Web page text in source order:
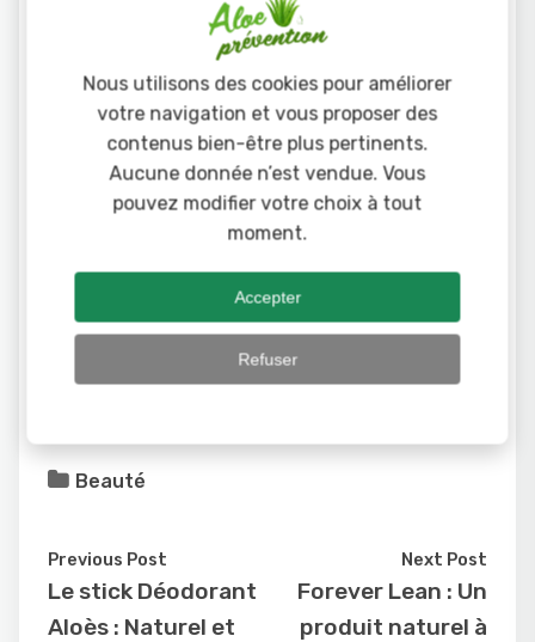
à la cire et calme toutes les irritations et les
petites lésions superficielles.
Beauté
Previous Post
Le stick Déodorant
Aloès : Naturel et
Next Post
Forever Lean : Un
produit naturel à
Nous utilisons des cookies pour améliorer
votre navigation et vous proposer des
contenus bien-être plus pertinents.
Aucune donnée n’est vendue. Vous
pouvez modifier votre choix à tout
moment.
Accepter
Refuser